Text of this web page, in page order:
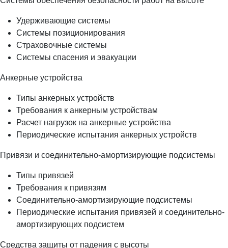
Удерживающие системы
Системы позиционирования
Страховочные системы
Системы спасения и эвакуации
Анкерные устройства
Типы анкерных устройств
Требования к анкерным устройствам
Расчет нагрузок на анкерные устройства
Периодические испытания анкерных устройств
Привязи и соединительно-амортизирующие подсистемы
Типы привязей
Требования к привязям
Соединительно-амортизирующие подсистемы
Периодические испытания привязей и соединительно-
амортизирующих подсистем
Средства защиты от падения с высоты